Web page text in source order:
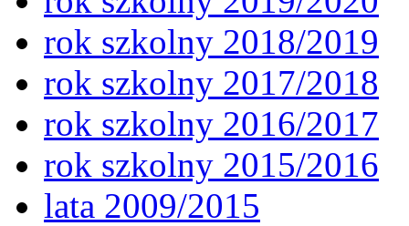
rok szkolny 2018/2019
rok szkolny 2017/2018
rok szkolny 2016/2017
rok szkolny 2015/2016
lata 2009/2015